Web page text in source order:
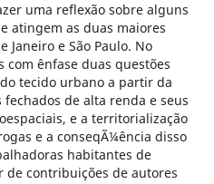
uma reflexão sobre alguns
atingem as duas maiores
Janeiro e São Paulo. No
ênfase duas questões
tecido urbano a partir da
de alta renda e seus
e a territorialização
e a conseqÃ¼ência disso
habitantes de
de contribuições de autores